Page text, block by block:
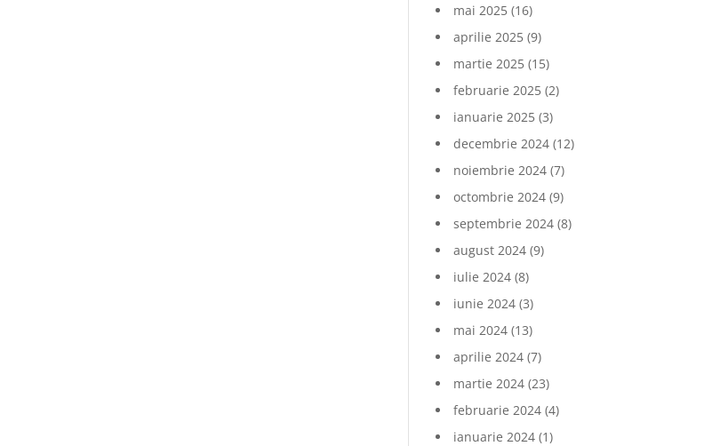
mai 2025 (16)
aprilie 2025 (9)
martie 2025 (15)
februarie 2025 (2)
ianuarie 2025 (3)
decembrie 2024 (12)
noiembrie 2024 (7)
octombrie 2024 (9)
septembrie 2024 (8)
august 2024 (9)
iulie 2024 (8)
iunie 2024 (3)
mai 2024 (13)
aprilie 2024 (7)
martie 2024 (23)
februarie 2024 (4)
ianuarie 2024 (1)